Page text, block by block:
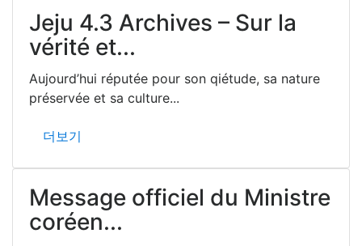
Jeju 4.3 Archives – Sur la
vérité et...
Aujourd’hui réputée pour son qiétude, sa nature
préservée et sa culture...
더보기
Message officiel du Ministre
coréen...